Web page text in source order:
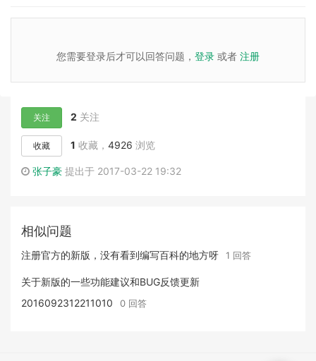
您需要登录后才可以回答问题， 登录 或者 注册
关注 2 关注
收藏 1 收藏， 4926 浏览
张子豪 提出于 2017-03-22 19:32
相似问题
注册官方的新版，没有看到编写百科的地方呀 1 回答
关于新版的一些功能建议和BUG反馈更新
2016092312211010
0 回答